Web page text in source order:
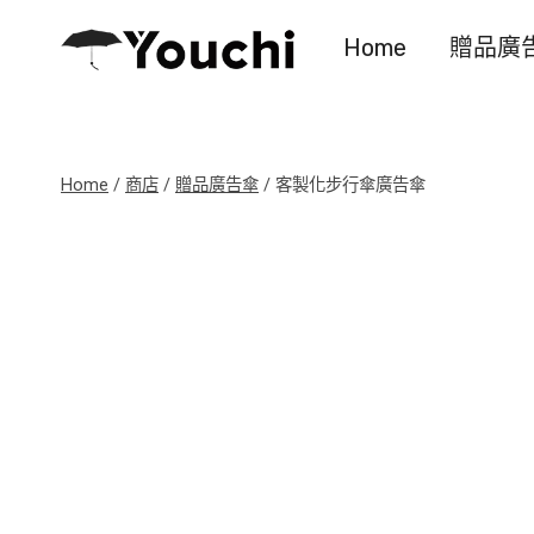
Home 贈品廣
Home / 商店 / 贈品廣告傘 / 客製化步行傘廣告傘